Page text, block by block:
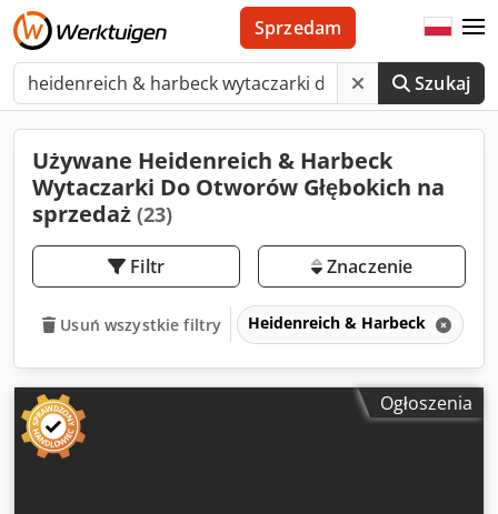
Szukaj
Sprzedam
Używane Heidenreich & Harbeck
Wytaczarki Do Otworów Głębokich na
sprzedaż (23)
Filtr Znaczenie
Usuń wszystkie filtry Heidenreich & Harbeck
Ogłoszenia